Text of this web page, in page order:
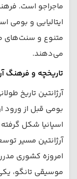
ماجراجو است. فرهنگ
ایتالیایی و
متنوع و سنت‌های
می‌دهند.
تاریخچه و فرهنگ
آرژانتین تاریخ
بومی قبل از ورود
آرژانتین مسیر
امروزه کشوری
موسیقی تانگو،